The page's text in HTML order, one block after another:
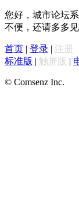
您好，城市论坛
不便，还请多多见
首页 | 登录 | 注册
标准版 | 触屏版 |
© Comsenz Inc.